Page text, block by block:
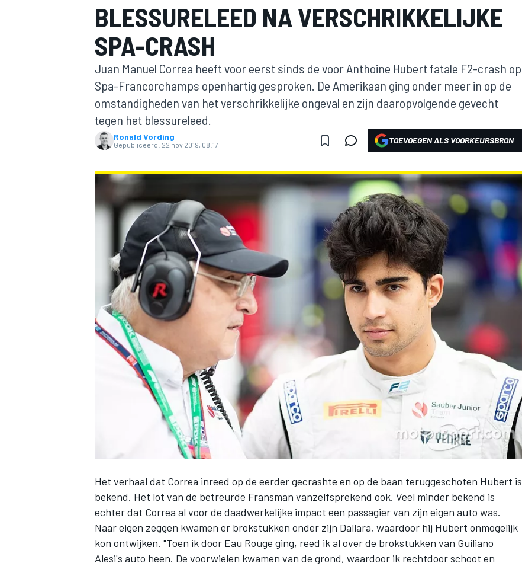
MOTOGP
INDYCAR
BLESSURELEED NA VERSCHRIKKELIJKE
SPA-CRASH
Juan Manuel Correa heeft voor eerst sinds de voor Anthoine Hubert fatale F2-crash op
Spa-Francorchamps openhartig gesproken. De Amerikaan ging onder meer in op de
omstandigheden van het verschrikkelijke ongeval en zijn daaropvolgende gevecht
tegen het blessureleed.
Ronald Vording
Gepubliceerd: 22 nov 2019, 08:17 TOEVOEGEN ALS VOORKEURSBRON
Het verhaal dat Correa inreed op de eerder gecrashte en op de baan teruggeschoten Hubert is
bekend. Het lot van de betreurde Fransman vanzelfsprekend ook. Veel minder bekend is
echter dat Correa al voor de daadwerkelijke impact een passagier van zijn eigen auto was.
Naar eigen zeggen kwamen er brokstukken onder zijn Dallara, waardoor hij Hubert onmogelijk
kon ontwijken. "Toen ik door Eau Rouge ging, reed ik al over de brokstukken van Guiliano
Alesi's auto heen. De voorwielen kwamen van de grond, waardoor ik rechtdoor schoot en